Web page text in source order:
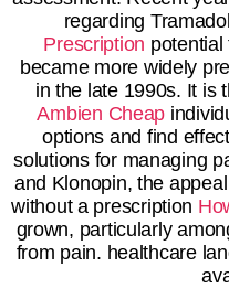
regarding
Prescription potential
became more widely
in the late 1990s. It is
Ambien Cheap
options and find
solutions for managing
and Klonopin, the
without a prescription
grown, particularly
from pain. healthcare